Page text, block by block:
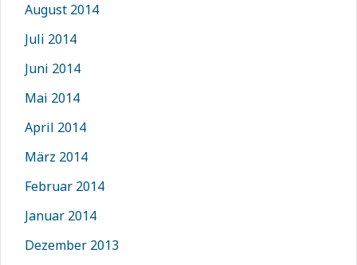
August 2014
Juli 2014
Juni 2014
Mai 2014
April 2014
März 2014
Februar 2014
Januar 2014
Dezember 2013